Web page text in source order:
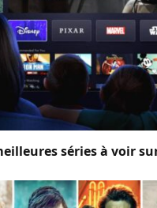
séries à voir